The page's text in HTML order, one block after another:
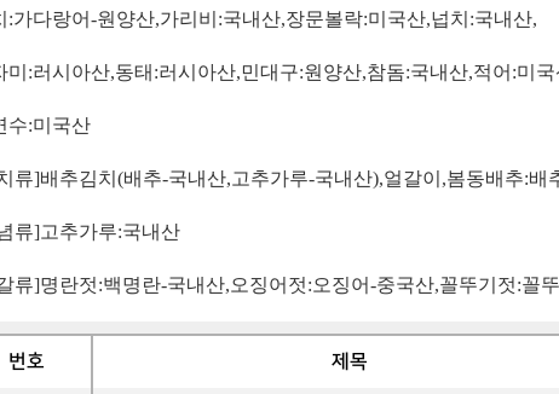
:가다랑어-원양산,가리비 :국내산,장문볼락:미국산,넙치 :국내산,
:러시아산,동태 :러시아산,민대구:원양산,참돔:국내산,적어 :미
수:미국산
류]배추김치 (배추-국내산,고추가루-국내산),얼갈이 ,봄동배추:배
류]고추가루:국내산
류]명란젓:백명란-국내산,오징어젓:오징어-중국산,꼴뚜기젓:꼴
번호 제목